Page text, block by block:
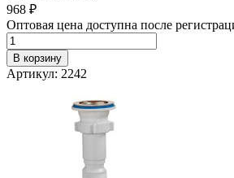
968 ₽
Оптовая цена доступна после
В корзину
Артикул: 2242